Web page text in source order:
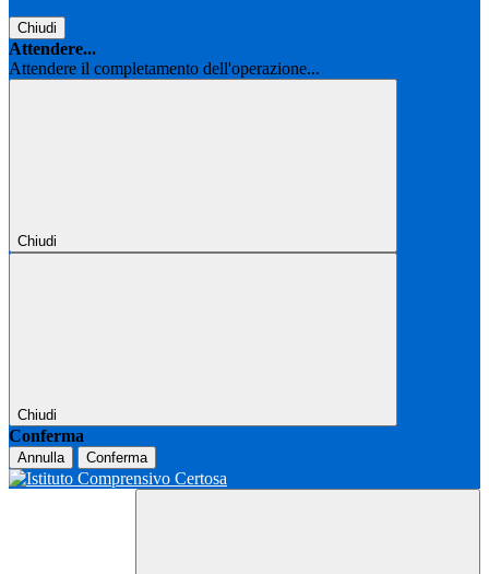
Chiudi
Attendere...
Attendere il completamento dell'operazione...
Chiudi
Chiudi
Conferma
Annulla Conferma